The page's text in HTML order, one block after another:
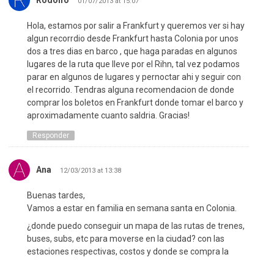
Hola, estamos por salir a Frankfurt y queremos ver si hay
algun recorrdio desde Frankfurt hasta Colonia por unos
dos a tres dias en barco , que haga paradas en algunos
lugares de la ruta que lleve por el Rihn, tal vez podamos
parar en algunos de lugares y pernoctar ahi y seguir con
el recorrido. Tendras alguna recomendacion de donde
comprar los boletos en Frankfurt donde tomar el barco y
aproximadamente cuanto saldria. Gracias!
Responder
Ana 12/03/2013 at 13:38
Buenas tardes,
Vamos a estar en familia en semana santa en Colonia.
¿donde puedo conseguir un mapa de las rutas de trenes,
buses, subs, etc para moverse en la ciudad? con las
estaciones respectivas, costos y donde se compra la